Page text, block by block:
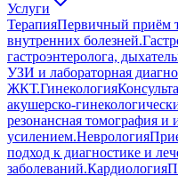
Услуги
ТерапияПервичный приём
внутренних болезней.
гастроэнтеролога,
УЗИ и лабораторная
ЖКТ.Гинекология
акушерско-
резонансная томография и
усилением.Неврология
подход к диагностике и
заболеваний.Кардиология